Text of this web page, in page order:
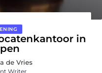
in
de Vries
Writer